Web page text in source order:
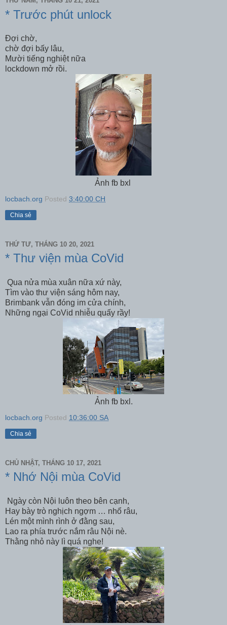
* Trước phút unlock
Đợi chờ,
chờ đợi bấy lâu,
Mười tiếng nghiệt nữa
lockdown mở rồi.
Ảnh fb bxl
locbach.org Posted 3:40:00 CH
Chia sẻ
THỨ TƯ, THÁNG 10 20, 2021
* Thư viện mùa CoVid
Qua nửa mùa xuân nữa xứ này,
Tìm vào thư viện sáng hôm nay,
Brimbank vẫn đóng im cửa chính,
Những ngại CoVid nhiễu quấy rầy!
Ảnh fb bxl.
locbach.org Posted 10:36:00 SA
Chia sẻ
CHỦ NHẬT, THÁNG 10 17, 2021
* Nhớ Nội mùa CoVid
Ngày còn Nội luôn theo bên cạnh,
Hay bày trò nghịch ngợm … nhổ râu,
Lén một mình rình ở đằng sau,
Lao ra phía trước nắm râu Nội nè.
Thằng nhỏ này lì quá nghe!